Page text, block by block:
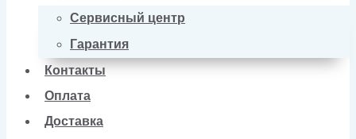
Сервисный центр
Гарантия
Контакты
Оплата
Доставка